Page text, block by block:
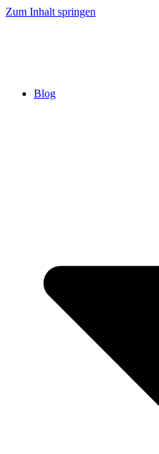
Zum Inhalt springen
Blog